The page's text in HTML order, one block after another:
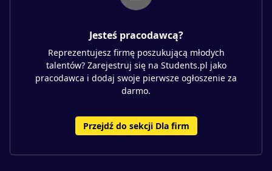
Jesteś pracodawcą?
Reprezentujesz firmę poszukującą młodych
talentów? Zarejestruj się na Students.pl jako
pracodawca i dodaj swoje pierwsze ogłoszenie za
darmo.
Przejdź do sekcji Dla firm